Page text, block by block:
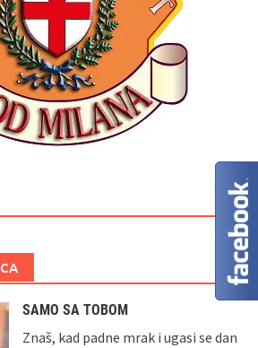
SAMO SA TOBOM
Znaš, kad padne mrak i ugasi se dan